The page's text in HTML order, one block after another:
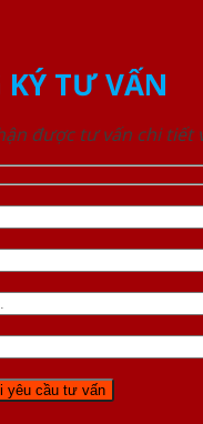
TƯ VẤN
được tư vấn chi tiết